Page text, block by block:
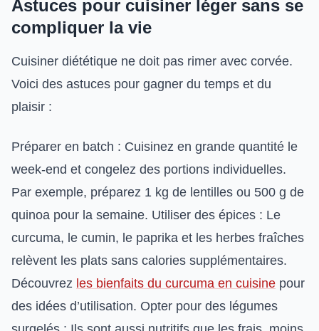
Astuces pour cuisiner léger sans se
compliquer la vie
Cuisiner diététique ne doit pas rimer avec corvée.
Voici des astuces pour gagner du temps et du
plaisir :
Préparer en batch : Cuisinez en grande quantité le
week-end et congelez des portions individuelles.
Par exemple, préparez 1 kg de lentilles ou 500 g de
quinoa pour la semaine. Utiliser des épices : Le
curcuma, le cumin, le paprika et les herbes fraîches
relèvent les plats sans calories supplémentaires.
Découvrez les bienfaits du curcuma en cuisine pour
des idées d’utilisation. Opter pour des légumes